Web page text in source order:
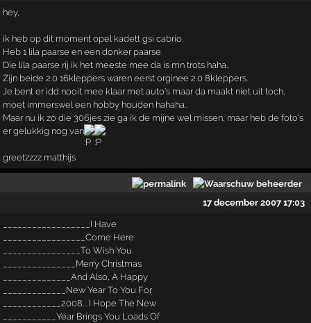
hey,
ik heb op dit moment opel kadett gsi cabrio.
Heb 1 lila paarse en een donker paarse.
Die lila paarse rij ik het meeste mee da is mn trots haha..
Zijn beide 2.0 16kleppers waren eerst orginee 2.0 8kleppers.
Je bent er idd nooit mee klaar met auto's maar da maakt niet uit toch,
moet immerswel een hobby houden hahaha..
Maar nu ik zo die 306jes zie ga ik de mijne wel missen, maar heb de foto's
er gelukkig nog van
greetzzzz matthijs
17 december 2007 17:03
__________________I Have
_________________Come Here
________________To Wish You
_______________Merry Christmas
______________And Also, A Happy
_____________New Year To You For
____________2008... I Hope The New
___________Year Brings You Loads Of